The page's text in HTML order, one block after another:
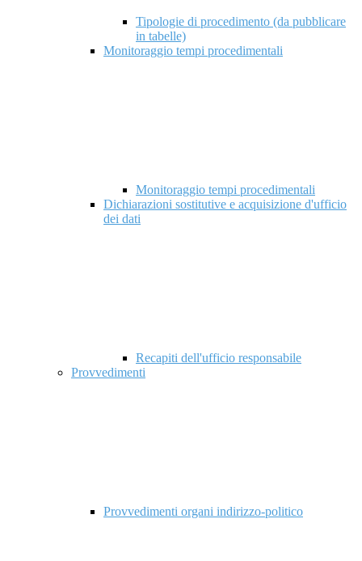
Tipologie di procedimento (da pubblicare
in tabelle)
Monitoraggio tempi procedimentali
Monitoraggio tempi procedimentali
Dichiarazioni sostitutive e acquisizione d'ufficio
dei dati
Recapiti dell'ufficio responsabile
Provvedimenti
Provvedimenti organi indirizzo-politico